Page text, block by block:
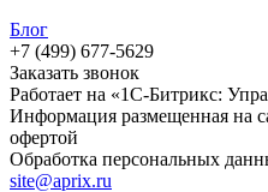
Блог
+7 (499) 677-5629
Заказать звонок
Работает на «1С-Битрикс:
Информация размещенная на
офертой
Обработка персональных
site@aprix.ru